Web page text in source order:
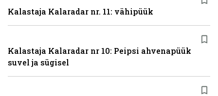
Kalastaja Kalaradar nr. 11: vähipüük
Kalastaja Kalaradar nr 10: Peipsi ahvenapüük
suvel ja sügisel